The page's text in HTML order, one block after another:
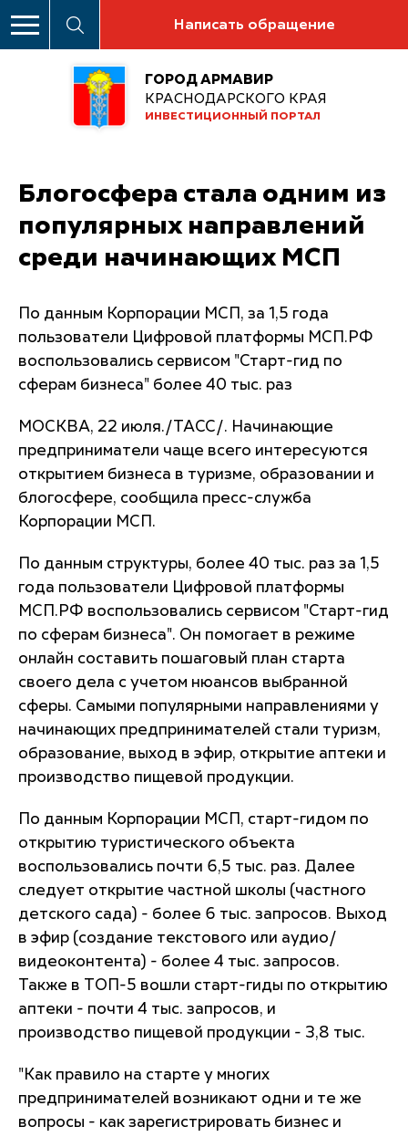
Написать обращение
ГОРОД АРМАВИР
КРАСНОДАРСКОГО КРАЯ
ИНВЕСТИЦИОННЫЙ ПОРТАЛ
Блогосфера стала одним из
популярных направлений
среди начинающих МСП
По данным Корпорации МСП, за 1,5 года
пользователи Цифровой платформы МСП.РФ
воспользовались сервисом "Старт-гид по
сферам бизнеса" более 40 тыс. раз
МОСКВА, 22 июля./ТАСС/. Начинающие
предприниматели чаще всего интересуются
открытием бизнеса в туризме, образовании и
блогосфере, сообщила пресс-служба
Корпорации МСП.
По данным структуры, более 40 тыс. раз за 1,5
года пользователи Цифровой платформы
МСП.РФ воспользовались сервисом "Старт-гид
по сферам бизнеса". Он помогает в режиме
онлайн составить пошаговый план старта
своего дела с учетом нюансов выбранной
сферы. Самыми популярными направлениями у
начинающих предпринимателей стали туризм,
образование, выход в эфир, открытие аптеки и
производство пищевой продукции.
По данным Корпорации МСП, старт-гидом по
открытию туристического объекта
воспользовались почти 6,5 тыс. раз. Далее
следует открытие частной школы (частного
детского сада) - более 6 тыс. запросов. Выход
в эфир (создание текстового или аудио/
видеоконтента) - более 4 тыс. запросов.
Также в ТОП-5 вошли старт-гиды по открытию
аптеки - почти 4 тыс. запросов, и
производство пищевой продукции - 3,8 тыс.
"Как правило на старте у многих
предпринимателей возникают одни и те же
вопросы - как зарегистрировать бизнес и